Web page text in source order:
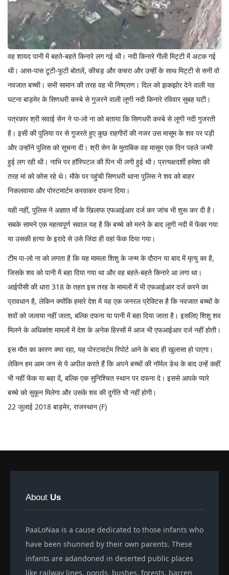
वह शायद पानी में बहते-बहते किनारे लग गई थी। नदी किनारे गीली मिट्टी में अटक गई
थी। आस-पास टूटी-फूटी बोतलें, कीचड़ और कचरा और उन्हीं के साथ मिट्टी से सनी वो
नवजात बच्ची। सभी सामान की तरह वह भी निष्प्राण। दिल को झकझोर देने वाली यह
घटना बाड़मेर के सिणधरी कस्बे से गुजरने वाली लूणी नदी किनारे रविवार सुबह घटी।
पत्रकार श्री सवाई सेन ने पा-लो ना को बताया कि सिणधरी कस्बे से लूणी नदी गुजरती
है। इसी की पुलिया पर से गुजरते हुए कुछ राहगीरों की नजर उस मासूम के शव पर पड़ी
और उन्होंने पुलिस को सूचना दी। श्री सेन के मुताबिक वह मासूम एक दिन पहले जन्मी
हुई लग रही थी। नाभि पर हॉस्पिटल की पिन भी लगी हुई थी। प्रत्यक्षदर्शी हमेशा की
तरह मां को कोस रहे थे। मौके पर पहुंची सिणधरी थाना पुलिस ने शव को बाहर
निकलवाया और पोस्टमार्टम करवाकर दफना दिया।
यही नहीं, पुलिस ने अज्ञात माँ के खिलाफ एफआईआर दर्ज कर जांच भी शुरू कर दी है।
सबके सामने एक महत्वपूर्ण सवाल यह है कि बच्चे को मरने के बाद लूणी नदी में फेंका गया
या उसकी हत्या के इरादे से उसे जिंदा ही वहां फेंक दिया गया।
टीम पा-लो ना को लगता है कि यह मामला शिशु के जन्म के दौरान या बाद में मृत्यु का है,
जिसके शव को पानी में बहा दिया गया था और वह बहते-बहते किनारे आ लगा था।
आईपीसी की धारा 318 के तहत इस तरह के मामलों में भी एफआईआर दर्ज करने का
प्रावधान है, लेकिन क्योंकि हमारे देश में यह एक जनरल प्रेक्टिस है कि नवजात बच्चों के
शवों को जलाया नहीं जाता, बल्कि दफना या पानी में बहा दिया जाता है। इसलिए शिशु शव
मिलने के अधिकांश मामलों में देश के अनेक हिस्सों में आज भी एफआईआर दर्ज नहीं होती।
इस मौत का कारण क्या रहा, यह पोस्टमार्टम रिपोर्ट आने के बाद ही खुलासा हो पाएगा।
लेकिन हम आम जन से ये अपील करते हैं कि अपने बच्चों की नॉर्मल डेथ के बाद उन्हें कहीं
भी नहीं फेंक या बहा दें, बल्कि एक सुनिश्चित स्थान पर दफना दे। इससे आपके प्यारे
बच्चे को सुकून मिलेगा और उसके शव की दुर्गति भी नहीं होगी।
22 जुलाई 2018 बाड़मेर, राजस्थान (F)
About Us
PaaLoNaa is a cause dedicated to those infants who
have been shunned by their own parents. These
infants are adandoned in deserted public places
like railway lines, ponds, bushes, forests, barren